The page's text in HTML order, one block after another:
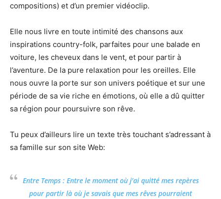
compositions) et d’un premier vidéoclip.
Elle nous livre en toute intimité des chansons aux
inspirations country-folk, parfaites pour une balade en
voiture, les cheveux dans le vent, et pour partir à
l’aventure. De la pure relaxation pour les oreilles. Elle
nous ouvre la porte sur son univers poétique et sur une
période de sa vie riche en émotions, où elle a dû quitter
sa région pour poursuivre son rêve.
Tu peux d’ailleurs lire un texte très touchant s’adressant à
sa famille sur son site Web:
Entre Temps : Entre le moment où j’ai quitté mes repères
pour partir là où je savais que mes rêves pourraient